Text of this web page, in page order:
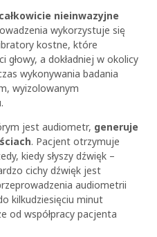
całkowicie nieinwazyjne
wykorzystuje się
kostne, które
głowy, a dokładniej w okolicy
wykonywania badania
wyizolowanym
jest audiometr, generuje
. Pacjent otrzymuje
kiedy słyszy dźwięk –
cichy dźwięk jest
audiometrii
kilkudziesięciu minut
od współpracy pacjenta